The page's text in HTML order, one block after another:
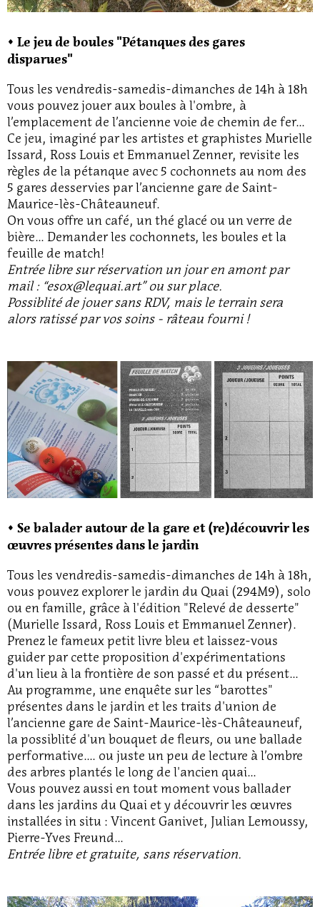
◊ Le jeu de boules "Pétanques des gares
disparues"
Tous les vendredis-samedis-dimanches de 14h à 18h
vous pouvez jouer aux boules à l'ombre, à
l’emplacement de l’ancienne voie de chemin de fer...
Ce jeu, imaginé par les artistes et graphistes Murielle
Issard, Ross Louis et Emmanuel Zenner, revisite les
règles de la pétanque avec 5 cochonnets au nom des
5 gares desservies par l’ancienne gare de Saint-
Maurice-lès-Châteauneuf.
On vous offre un café, un thé glacé ou un verre de
bière... Demander les cochonnets, les boules et la
feuille de match!
Entrée libre sur réservation un jour en amont par
mail : “esox@lequai.art” ou sur place.
Possiblité de jouer sans RDV, mais le terrain sera
alors ratissé par vos soins - râteau fourni !
◊ Se balader autour de la gare et (re)découvrir les
œuvres présentes dans le jardin
Tous les vendredis-samedis-dimanches de 14h à 18h,
vous pouvez explorer le jardin du Quai (294M9), solo
ou en famille, grâce à l'édition "Relevé de desserte"
(Murielle Issard, Ross Louis et Emmanuel Zenner).
Prenez le fameux petit livre bleu et laissez-vous
guider par cette proposition d'expérimentations
d'un lieu à la frontière de son passé et du présent...
Au programme, une enquête sur les “barottes"
présentes dans le jardin et les traits d'union de
l’ancienne gare de Saint-Maurice-lès-Châteauneuf,
la possiblité d'un bouquet de fleurs, ou une ballade
performative.... ou juste un peu de lecture à l’ombre
des arbres plantés le long de l'ancien quai...
Vous pouvez aussi en tout moment vous ballader
dans les jardins du Quai et y découvrir les œuvres
installées in situ : Vincent Ganivet, Julian Lemoussy,
Pierre-Yves Freund...
Entrée libre et gratuite, sans réservation.